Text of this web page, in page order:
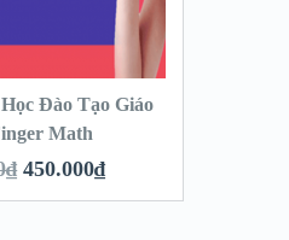
Đào Tạo Giáo
Math
₫ 450.000₫